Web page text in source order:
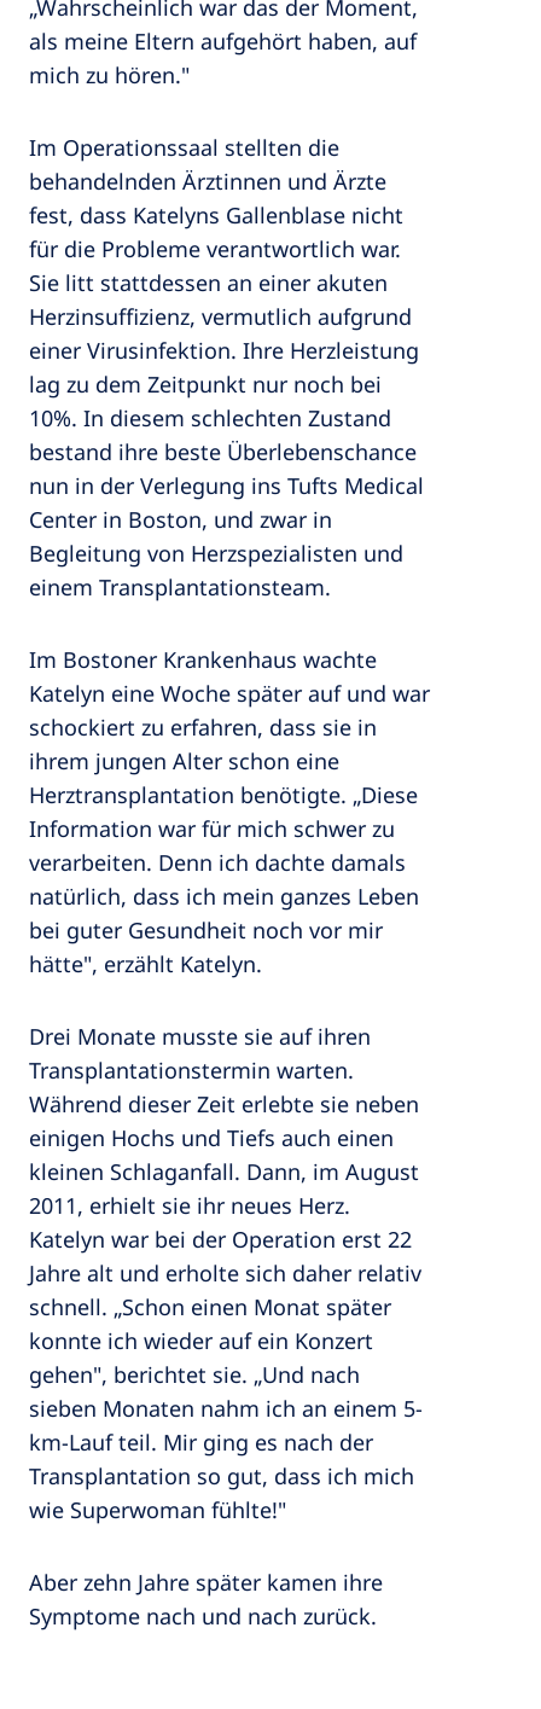
„Wahrscheinlich war das der Moment,
als meine Eltern aufgehört haben, auf
mich zu hören."
Im Operationssaal stellten die
behandelnden Ärztinnen und Ärzte
fest, dass Katelyns Gallenblase nicht
für die Probleme verantwortlich war.
Sie litt stattdessen an einer akuten
Herzinsuffizienz, vermutlich aufgrund
einer Virusinfektion. Ihre Herzleistung
lag zu dem Zeitpunkt nur noch bei
10%. In diesem schlechten Zustand
bestand ihre beste Überlebenschance
nun in der Verlegung ins Tufts Medical
Center in Boston, und zwar in
Begleitung von Herzspezialisten und
einem Transplantationsteam.
Im Bostoner Krankenhaus wachte
Katelyn eine Woche später auf und war
schockiert zu erfahren, dass sie in
ihrem jungen Alter schon eine
Herztransplantation benötigte. „Diese
Information war für mich schwer zu
verarbeiten. Denn ich dachte damals
natürlich, dass ich mein ganzes Leben
bei guter Gesundheit noch vor mir
hätte", erzählt Katelyn.
Drei Monate musste sie auf ihren
Transplantationstermin warten.
Während dieser Zeit erlebte sie neben
einigen Hochs und Tiefs auch einen
kleinen Schlaganfall. Dann, im August
2011, erhielt sie ihr neues Herz.
Katelyn war bei der Operation erst 22
Jahre alt und erholte sich daher relativ
schnell. „Schon einen Monat später
konnte ich wieder auf ein Konzert
gehen", berichtet sie. „Und nach
sieben Monaten nahm ich an einem 5-
km-Lauf teil. Mir ging es nach der
Transplantation so gut, dass ich mich
wie Superwoman fühlte!"
Aber zehn Jahre später kamen ihre
Symptome nach und nach zurück.